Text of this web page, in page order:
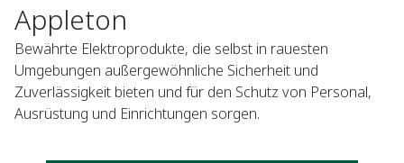
Appleton
Bewährte Elektroprodukte, die selbst in rauesten
Umgebungen außergewöhnliche Sicherheit und
Zuverlässigkeit bieten und für den Schutz von Personal,
Ausrüstung und Einrichtungen sorgen.